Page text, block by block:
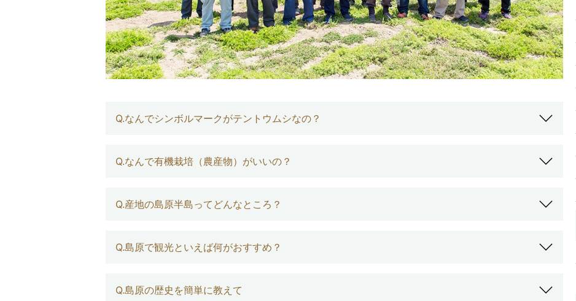
Q.なんでシンボルマークがテントウムシなの？
Q.なんで有機栽培（農産物）がいいの？
Q.産地の島原半島ってどんなところ？
Q.島原で観光といえば何がおすすめ？
Q.島原の歴史を簡単に教えて